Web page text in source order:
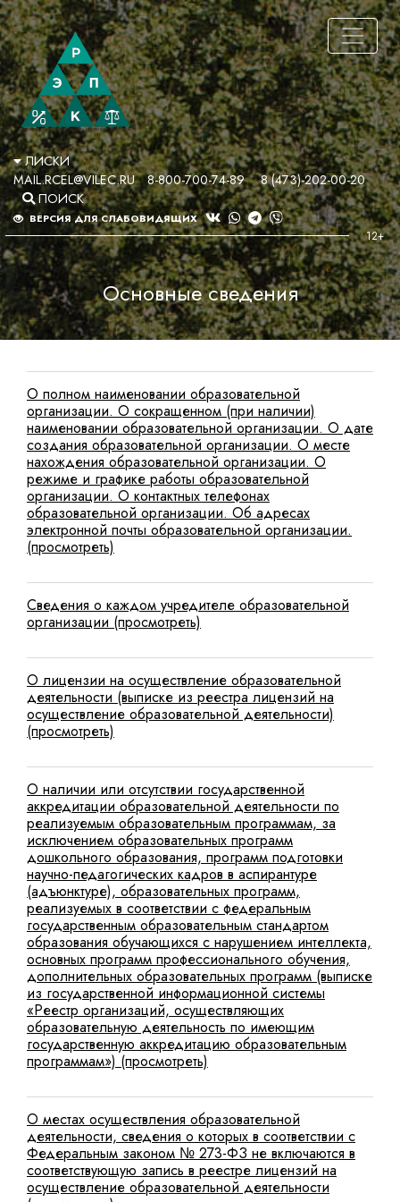
ЛИСКИ
MAIL.RCEL@VILEC.RU
8-800-700-74-89
8 (473)-202-00-20
ПОИСК
ВЕРСИЯ ДЛЯ СЛАБОВИДЯЩИХ
Основные сведения
О полном наименовании образовательной
организации. О сокращенном (при наличии)
наименовании образовательной организации. О дате
создания образовательной организации. О месте
нахождения образовательной организации. О
режиме и графике работы образовательной
организации. О контактных телефонах
образовательной организации. Об адресах
электронной почты образовательной организации.
(просмотреть)
Сведения о каждом учредителе образовательной
организации (просмотреть)
О лицензии на осуществление образовательной
деятельности (выписке из реестра лицензий на
осуществление образовательной деятельности)
(просмотреть)
О наличии или отсутствии государственной
аккредитации образовательной деятельности по
реализуемым образовательным программам, за
исключением образовательных программ
дошкольного образования, программ подготовки
научно-педагогических кадров в аспирантуре
(адъюнктуре), образовательных программ,
реализуемых в соответствии с федеральным
государственным образовательным стандартом
образования обучающихся с нарушением интеллекта,
основных программ профессионального обучения,
дополнительных образовательных программ (выписке
из государственной информационной системы
«Реестр организаций, осуществляющих
образовательную деятельность по имеющим
государственную аккредитацию образовательным
программам») (просмотреть)
О местах осуществления образовательной
деятельности, сведения о которых в соответствии с
Федеральным законом № 273-ФЗ не включаются в
соответствующую запись в реестре лицензий на
осуществление образовательной деятельности